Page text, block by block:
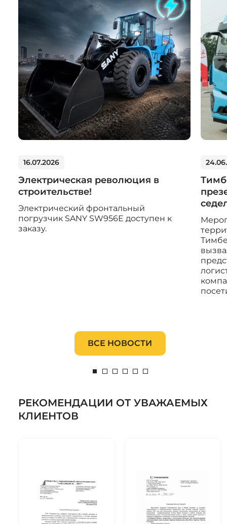
16.07.2026
Электрическая революция в
строительстве!
Электрический фронтальный
погрузчик SANY SW956E доступен к
заказу.
ВСЕ НОВОСТИ
РЕКОМЕНДАЦИИ ОТ УВАЖАЕМЫХ
КЛИЕНТОВ